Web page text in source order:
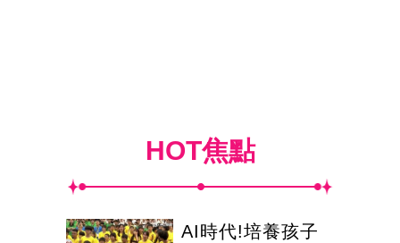
HOT焦點
AI時代!培養孩子